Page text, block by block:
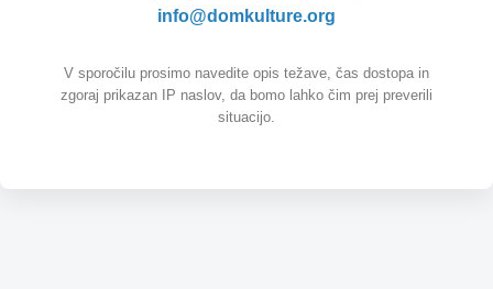
info@domkulture.org
V sporočilu prosimo navedite opis težave, čas dostopa in
zgoraj prikazan IP naslov, da bomo lahko čim prej preverili
situacijo.